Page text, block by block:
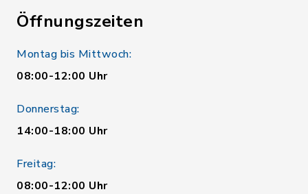
Öffnungszeiten
Montag bis Mittwoch:
08:00-12:00 Uhr
Donnerstag:
14:00-18:00 Uhr
Freitag:
08:00-12:00 Uhr